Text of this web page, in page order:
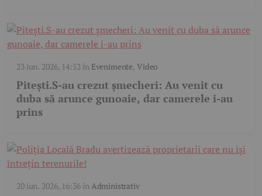
23 iun. 2026, 14:52 în Evenimente,Video
Pitești.S-au crezut șmecheri: Au venit cu
duba să arunce gunoaie, dar camerele i-au
prins
20 iun. 2026, 16:36în Administrativ